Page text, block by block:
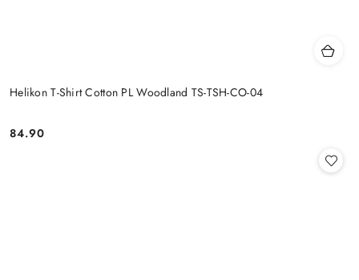
Helikon T-Shirt Cotton PL Woodland TS-TSH-CO-04
Cena:
84.90